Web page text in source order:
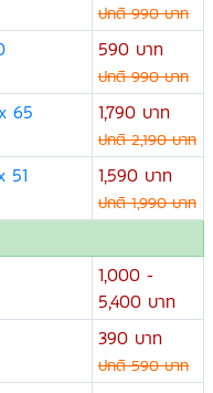
ปกติ 990 บาท
590 บาท
ปกติ 990 บาท
65 1,790 บาท
ปกติ 2,190 บาท
51 1,590 บาท
ปกติ 1,990 บาท
1,000 -
5,400 บาท
390 บาท
ปกติ 590 บาท